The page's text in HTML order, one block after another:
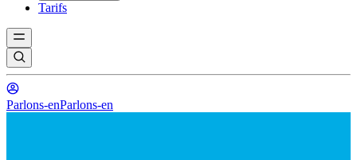
Tarifs
Parlons-enParlons-en